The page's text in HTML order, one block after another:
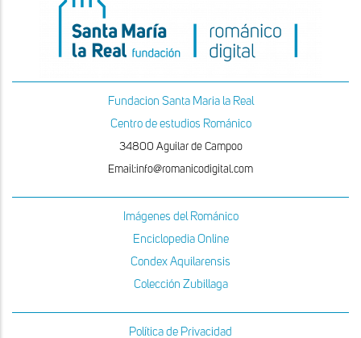
Fundacion Santa Maria la Real
Centro de estudios Románico
34800 Aguilar de Campoo
Email:info@romanicodigital.com
Imágenes del Románico
Enciclopedia Online
Condex Aquilarensis
Colección Zubillaga
Política de Privacidad